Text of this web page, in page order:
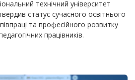
технічний університет
статус сучасного освітнього
та професійного розвитку
працівників.